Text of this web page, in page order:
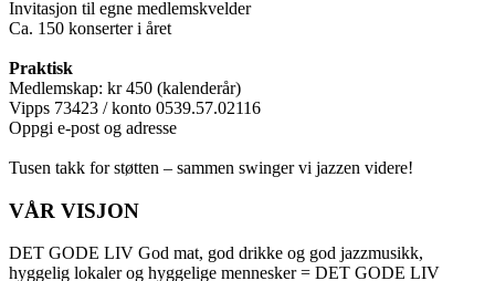
Invitasjon til egne medlemskvelder
Ca. 150 konserter i året
Praktisk
Medlemskap: kr 450 (kalenderår)
Vipps 73423 / konto 0539.57.02116
Oppgi e-post og adresse
Tusen takk for støtten – sammen swinger vi jazzen videre!
VÅR VISJON
DET GODE LIV God mat, god drikke og god jazzmusikk,
hyggelig lokaler og hyggelige mennesker = DET GODE LIV